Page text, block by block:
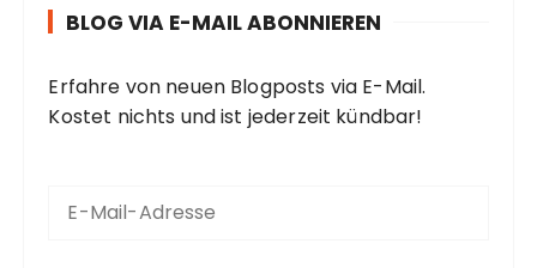
BLOG VIA E-MAIL ABONNIEREN
Erfahre von neuen Blogposts via E-Mail.
Kostet nichts und ist jederzeit kündbar!